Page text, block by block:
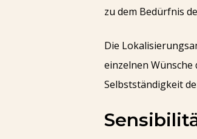
zu dem Bedürfnis
Die
einzelnen
Selbstständigkeit